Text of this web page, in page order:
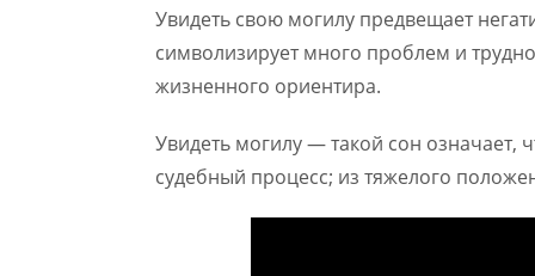
Увидеть свою могилу предвещает
символизирует много проблем и
жизненного ориентира.
Увидеть могилу — такой сон
судебный процесс; из тяжелого